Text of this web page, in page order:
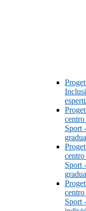
Sport
Sport
Sport